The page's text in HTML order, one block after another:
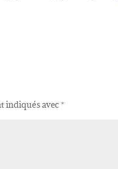
indiqués avec *